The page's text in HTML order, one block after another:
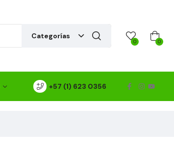
Categorías
0 0
+57 (1) 623 0356